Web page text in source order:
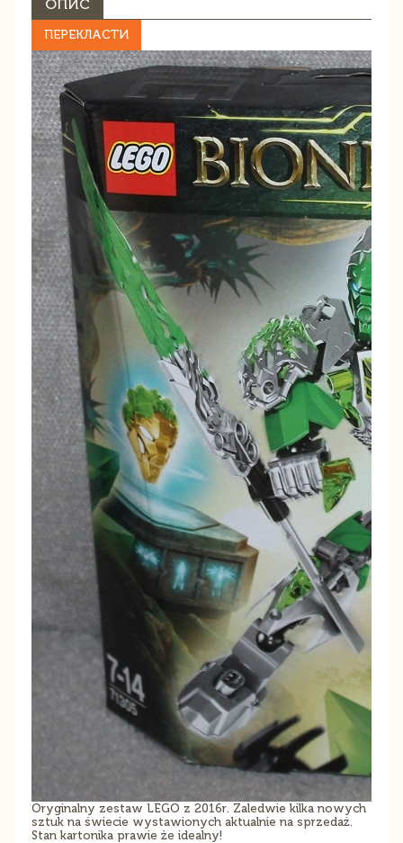
ОПИС
ПЕРЕКЛАСТИ
Oryginalny zestaw LEGO z 2016r. Zaledwie kilka nowych
sztuk na świecie wystawionych aktualnie na sprzedaż.
Stan kartonika prawie że idealny!